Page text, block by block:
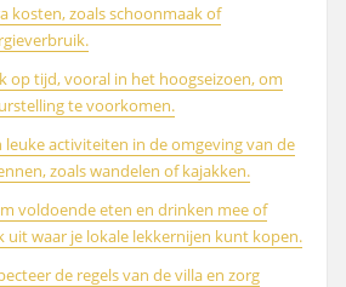
kosten, zoals schoonmaak of
op tijd, vooral in het hoogseizoen, om
te voorkomen.
leuke activiteiten in de omgeving van de
zoals wandelen of kajakken.
voldoende eten en drinken mee of
uit waar je lokale lekkernijen kunt kopen.
de regels van de villa en zorg